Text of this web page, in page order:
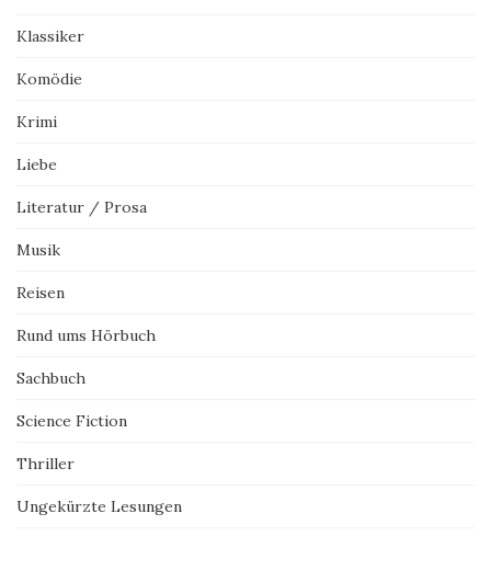
Klassiker
Komödie
Krimi
Liebe
Literatur / Prosa
Musik
Reisen
Rund ums Hörbuch
Sachbuch
Science Fiction
Thriller
Ungekürzte Lesungen